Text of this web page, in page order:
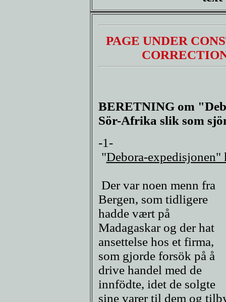
PAGE UNDER
BERETNING om
Sör-Afrika slik som
-1-
"Debora-expedisjonen"
Der var noen menn fra
Bergen, som tidligere
hadde vært på
Madagaskar og der hat
ansettelse hos et firma,
som gjorde forsök på å
drive handel med de
innfödte, idet de solgte
sine varer til dem og